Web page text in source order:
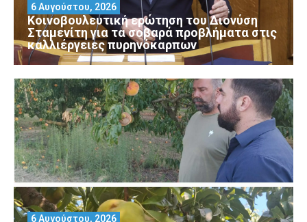
Κοινοβουλευτική ερώτηση του Διονύση
Σταμενίτη για τα σοβαρά προβλήματα στις
καλλιέργειες πυρηνόκαρπων
6 Αυγούστου, 2026
6 Αυγούστου, 2026